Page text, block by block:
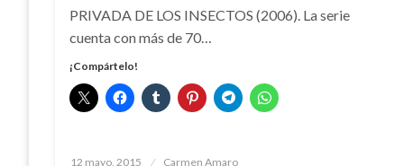
PRIVADA DE LOS INSECTOS (2006). La serie
cuenta con más de 70…
¡Compártelo!
Publicado
12 mayo, 2015 Carmen Amaro